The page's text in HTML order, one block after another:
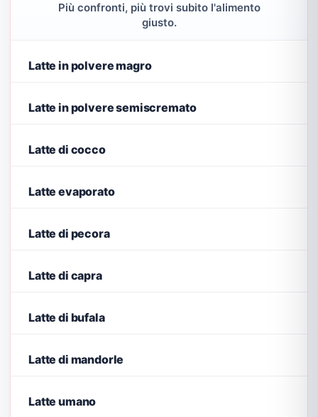
Più confronti, più trovi subito l'alimento
giusto.
Latte in polvere magro
Latte in polvere semiscremato
Latte di cocco
Latte evaporato
Latte di pecora
Latte di capra
Latte di bufala
Latte di mandorle
Latte umano